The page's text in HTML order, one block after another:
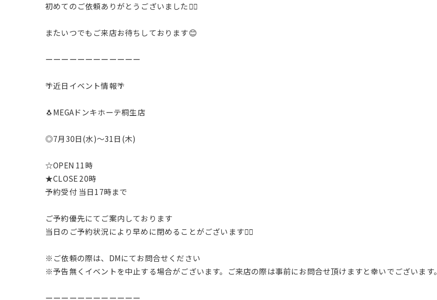
初めてのご依頼ありがとうございました🙇‍♂️
またいつでもご来店お待ちしております😊
ーーーーーーーーーーーー
🌴近日イベント情報🌴
🐧MEGAドンキホーテ桐生店
◎7月30日(水)〜31日(木)
☆OPEN 11時
★CLOSE 20時
予約受付 当日17時まで
ご予約優先にてご案内しております
当日のご予約状況により早めに閉めることがございます🙇‍♂️
※ご依頼の際は、DMにてお問合せください
※予告無くイベントを中止する場合がございます。ご来店の際は事前にお問合せ頂けますと幸いでございます。
ーーーーーーーーーーーー